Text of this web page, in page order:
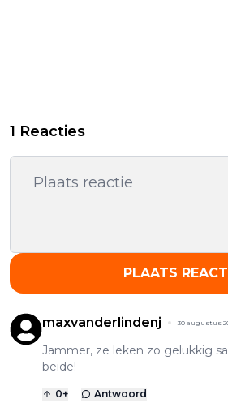
1 Reacties
PLAATS
maxvanderlindenj 30 augustus
Jammer, ze leken zo gelukkig
beide!
0+ Antwoord